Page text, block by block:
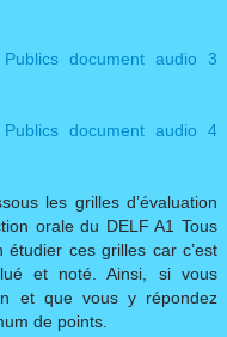
document audio 3
document audio 4
les grilles d’évaluation
orale du DELF A1 Tous
ces grilles car c’est
et noté. Ainsi, si vous
et que vous y répondez
de points.